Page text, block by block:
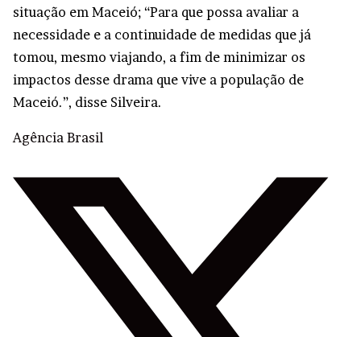
situação em Maceió; “Para que possa avaliar a
necessidade e a continuidade de medidas que já
tomou, mesmo viajando, a fim de minimizar os
impactos desse drama que vive a população de
Maceió.”, disse Silveira.
Agência Brasil